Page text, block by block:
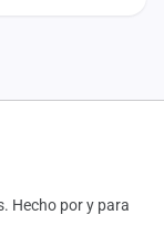
Hecho por y para